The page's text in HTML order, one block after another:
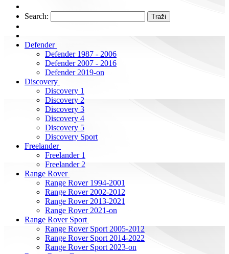
Search: Traži
Defender
Defender 1987 - 2006
Defender 2007 - 2016
Defender 2019-on
Discovery
Discovery 1
Discovery 2
Discovery 3
Discovery 4
Discovery 5
Discovery Sport
Freelander
Freelander 1
Freelander 2
Range Rover
Range Rover 1994-2001
Range Rover 2002-2012
Range Rover 2013-2021
Range Rover 2021-on
Range Rover Sport
Range Rover Sport 2005-2012
Range Rover Sport 2014-2022
Range Rover Sport 2023-on